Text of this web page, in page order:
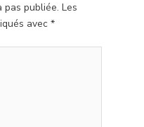
pas publiée. Les
avec *